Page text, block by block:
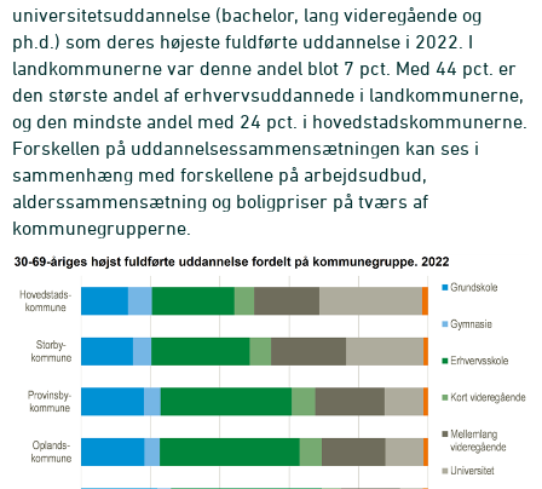
universitetsuddannelse (bachelor, lang videregående og
ph.d.) som deres højeste fuldførte uddannelse i 2022. I
landkommunerne var denne andel blot 7 pct. Med 44 pct. er
den største andel af erhvervsuddannede i landkommunerne,
og den mindste andel med 24 pct. i hovedstadskommunerne.
Forskellen på uddannelsessammensætningen kan ses i
sammenhæng med forskellene på arbejdsudbud,
alderssammensætning og boligpriser på tværs af
kommunegrupperne.